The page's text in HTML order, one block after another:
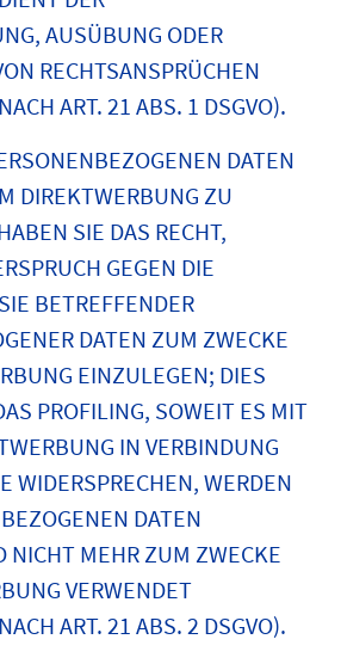
AUSÜBUNG ODER
RECHTSANSPRÜCHEN
ART. 21 ABS. 1 DSGVO).
DATEN
DIREKTWERBUNG ZU
SIE DAS RECHT,
GEGEN DIE
BETREFFENDER
DATEN ZUM ZWECKE
EINZULEGEN; DIES
PROFILING, SOWEIT ES MIT
IN VERBINDUNG
WIDERSPRECHEN, WERDEN
DATEN
NICHT MEHR ZUM ZWECKE
VERWENDET
ART. 21 ABS. 2 DSGVO).